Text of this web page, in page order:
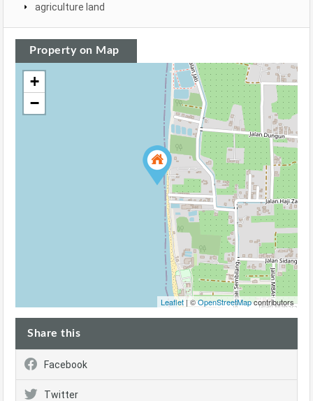
agriculture land
Property on Map
+
−
Leaflet | ©OpenStreetMapcontributors
Share this
Facebook
Twitter